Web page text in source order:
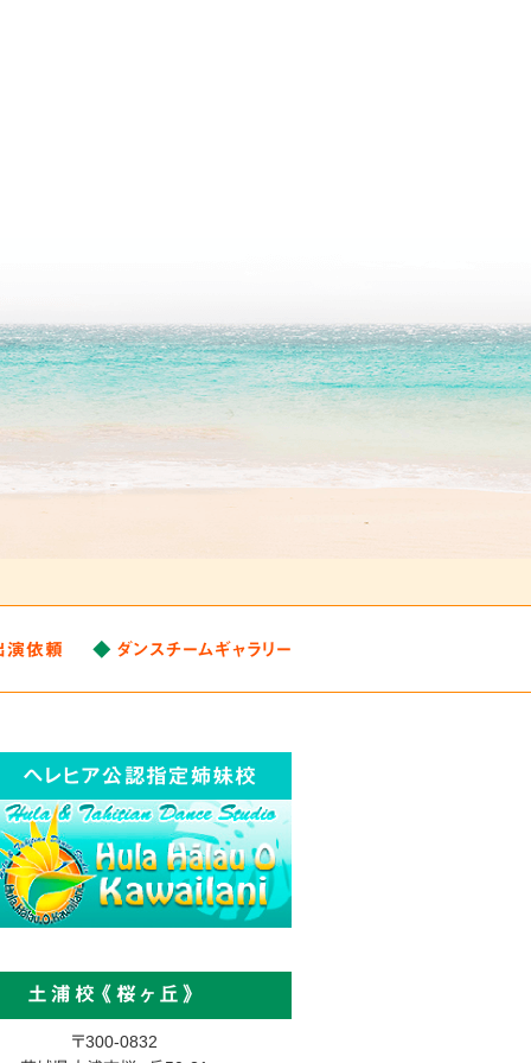
演依頼 ダンスチームギャラリー
土浦校《桜ヶ丘》
〒300-0832